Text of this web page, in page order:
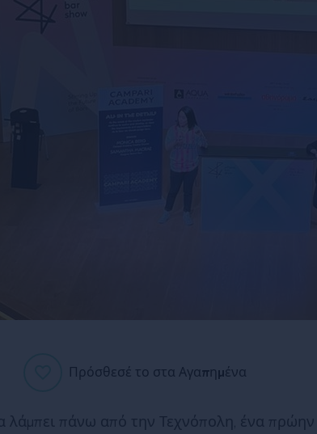
Πρόσθεσέ το στα Αγαπημένα
λάμπει πάνω από την Τεχνόπολη, ένα